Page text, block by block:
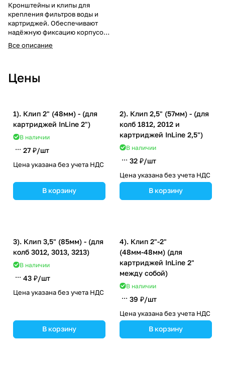
Кронштейны и клипы для
крепления фильтров воды и
картриджей. Обеспечивают
надёжную фиксацию корпусов,
упрощают монтаж и
обслуживание систем
Все описание
Цены
1). Клип 2" (48мм) - (для
картриджей InLine 2")
В наличии
27 ₽/шт
Цена указана без учета НДС
В корзину
2). Клип 2,5" (57мм) - (для
колб 1812, 2012 и
картриджей InLine 2,5")
В наличии
32 ₽/шт
Цена указана без учета НДС
В корзину
3). Клип 3,5" (85мм) - (для
колб 3012, 3013, 3213)
В наличии
43 ₽/шт
Цена указана без учета НДС
В корзину
4). Клип 2"-2"
(48мм-48мм) (для
картриджей InLine 2"
между собой)
В наличии
39 ₽/шт
Цена указана без учета НДС
В корзину